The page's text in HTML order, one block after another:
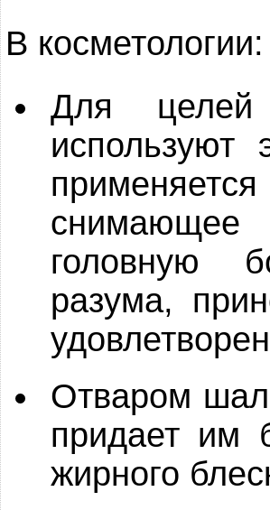
В косметологии:
Для целей
головную
разума,
Отваром
придает им
жирного